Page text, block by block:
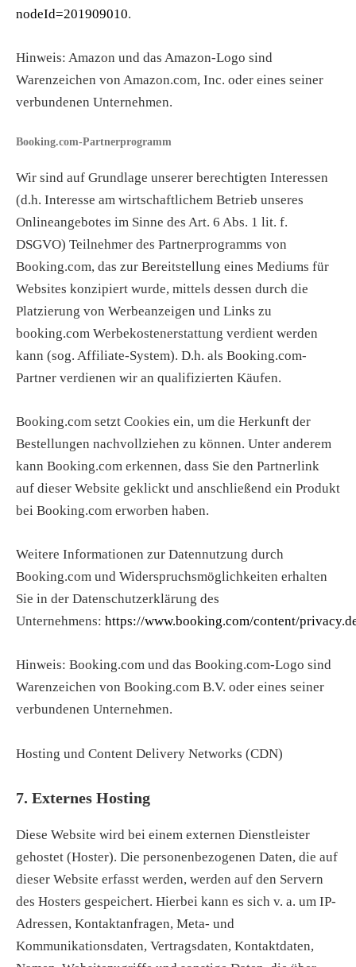
nodeId=201909010.
Hinweis: Amazon und das Amazon-Logo sind
Warenzeichen von Amazon.com, Inc. oder eines seiner
verbundenen Unternehmen.
Booking.com-Partnerprogramm
Wir sind auf Grundlage unserer berechtigten Interessen
(d.h. Interesse am wirtschaftlichem Betrieb unseres
Onlineangebotes im Sinne des Art. 6 Abs. 1 lit. f.
DSGVO) Teilnehmer des Partnerprogramms von
Booking.com, das zur Bereitstellung eines Mediums für
Websites konzipiert wurde, mittels dessen durch die
Platzierung von Werbeanzeigen und Links zu
booking.com Werbekostenerstattung verdient werden
kann (sog. Affiliate-System). D.h. als Booking.com-
Partner verdienen wir an qualifizierten Käufen.
Booking.com setzt Cookies ein, um die Herkunft der
Bestellungen nachvollziehen zu können. Unter anderem
kann Booking.com erkennen, dass Sie den Partnerlink
auf dieser Website geklickt und anschließend ein Produkt
bei Booking.com erworben haben.
Weitere Informationen zur Datennutzung durch
Booking.com und Widerspruchsmöglichkeiten erhalten
Sie in der Datenschutzerklärung des
Unternehmens: https://www.booking.com/content/
Hinweis: Booking.com und das Booking.com-Logo sind
Warenzeichen von Booking.com B.V. oder eines seiner
verbundenen Unternehmen.
Hosting und Content Delivery Networks (CDN)
7. Externes Hosting
Diese Website wird bei einem externen Dienstleister
gehostet (Hoster). Die personenbezogenen Daten, die auf
dieser Website erfasst werden, werden auf den Servern
des Hosters gespeichert. Hierbei kann es sich v. a. um IP-
Adressen, Kontaktanfragen, Meta- und
Kommunikationsdaten, Vertragsdaten, Kontaktdaten,